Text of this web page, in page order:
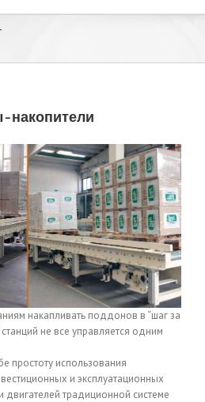
накопители
накапливать поддонов в “шаг за
не все управляется одним
простоту использования
и эксплуатационных
двигателей традиционной системе